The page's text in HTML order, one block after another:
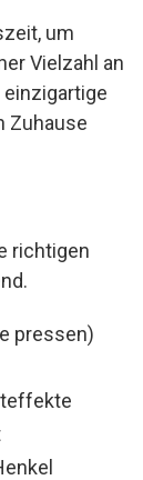
um
Vielzahl an
Zuhause
richtigen
pressen)